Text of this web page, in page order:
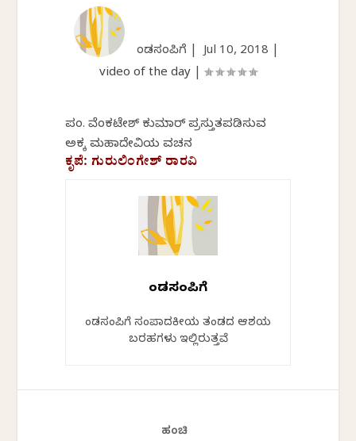
ಕೆಂಡಸಂಪಿಗೆ |Jul 10, 2018
video of the day
ಪಂ. ವೆಂಕಟೇಶ್ ಕುಮಾರ್ ಪ್ರಸ್ತುತಪಡಿಸುವ
ಅಕ್ಕ ಮಹಾದೇವಿಯ ವಚನ
ಕೃಪೆ: ಗುರುಲಿಂಗೇಶ್ ರಾರವಿ
ಕೆಂಡಸಂಪಿಗೆ
ಕೆಂಡಸಂಪಿಗೆ ಸಂಪಾದಕೀಯ ತಂಡದ ಆಶಯ
ಬರಹಗಳು ಇಲ್ಲಿರುತ್ತವೆ
ಹಂಚಿ